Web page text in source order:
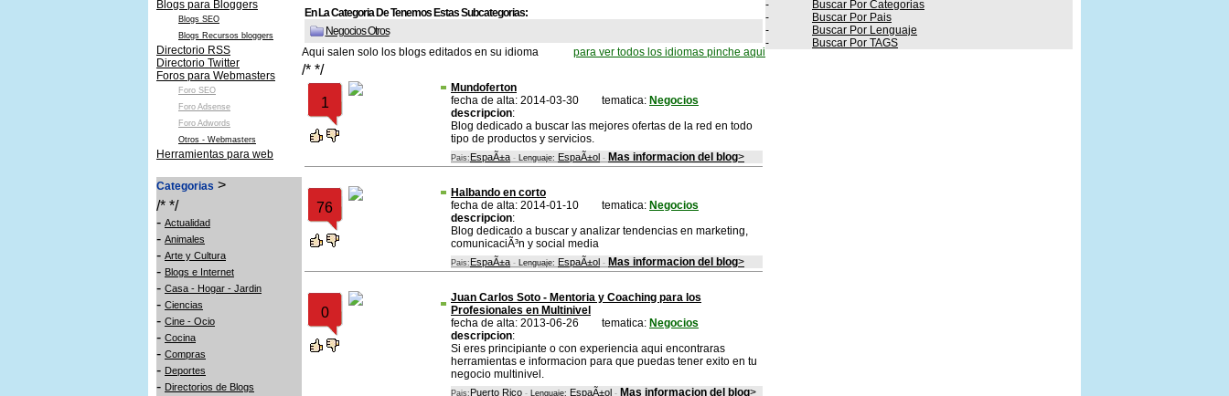
Blogs para Bloggers
Blogs SEO
Blogs Recursos bloggers
Directorio RSS
Directorio Twitter
Foros para Webmasters
Foro SEO
Foro Adsense
Foro Adwords
Otros - Webmasters
Herramientas para web
Categorias >
/* */
- Actualidad
- Animales
- Arte y Cultura
- Blogs e Internet
- Casa - Hogar - Jardin
- Ciencias
- Cine - Ocio
- Cocina
- Compras
- Deportes
- Directorios de Blogs
En La Categoria De Tenemos Estas Subcategorias:
Negocios Otros
Aqui salen solo los blogs editados en su idioma
para ver todos los idiomas pinche aqui
/* */
1
Mundoferton
fecha de alta: 2014-03-30
tematica: Negocios
descripcion:
Blog dedicado a buscar las mejores ofertas de la red en todo
tipo de productos y servicios.
Pais: EspaÃ±a - Lenguaje: EspaÃ±ol - Mas informacion del blog>
76
Halbando en corto
fecha de alta: 2014-01-10
tematica: Negocios
descripcion:
Blog dedicado a buscar y analizar tendencias en marketing,
comunicaciÃ³n y social media
Pais: EspaÃ±a - Lenguaje: EspaÃ±ol - Mas informacion del blog>
0
Juan Carlos Soto - Mentoria y Coaching para los
Profesionales en Multinivel
fecha de alta: 2013-06-26
tematica: Negocios
descripcion:
Si eres principiante o con experiencia aqui encontraras
herramientas e informacion para que puedas tener exito en tu
negocio multinivel.
Pais: Puerto Rico - Lenguaje: EspaÃ±ol - Mas informacion del blog>
-
Buscar Por Categorias
-
Buscar Por Pais
-
Buscar Por Lenguaje
-
Buscar Por TAGS